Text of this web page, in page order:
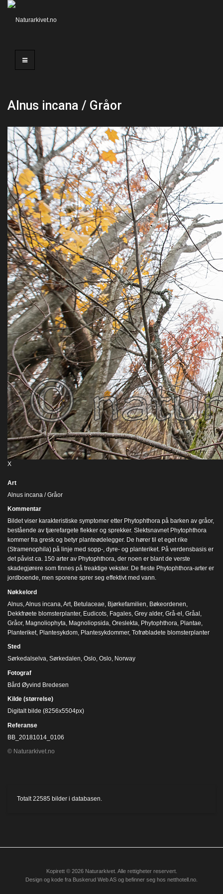
Alnus incana / Gråor
X
Art
Alnus incana / Gråor
Kommentar
Bildet viser karakteristiske symptomer etter Phytophthora på barken av gråor,
bestående av tjærefargete flekker og sprekker. Slektsnavnet Phytophthora
kommer fra gresk og betyr planteødelegger. De hører til et eget rike
(Stramenophila) på linje med sopp-, dyre- og planteriket. På verdensbasis er
det påvist ca. 150 arter av Phytophthora, der noen er blant de verste
skadegjørere som finnes på treaktige vekster. De fleste Phytophthora-arter er
jordboende, men sporene sprer seg effektivt med vann.
Nøkkelord
Alnus Alnus incana Art Betulaceae Bjørkefamilien Bøkeordenen
Dekkfrøete blomsterplanter, Eudicots Fagales Grey alder, Grå-el Gråal
Gråor, Magnoliophyta Magnoliopsida Oreslekta Phytophthora Plantae
Planteriket Plantesykdom Plantesykdommer, Tofrøbladete blomsterplanter
Sted
Sørkedalselva, Sørkedalen, Oslo, Oslo, Norway
Fotograf
Bård Øyvind Bredesen
Kilde (størrelse)
Digitalt bilde (8256x5504px)
Referanse
BB_20181014_0106
© Naturarkivet.no
Totalt22585 bilder i databasen.
Kopirett © 2026 Naturarkivet. Alle rettigheter reservert.
Design og kode fra Buskerud Web AS og befinner seg hos netthotell.no